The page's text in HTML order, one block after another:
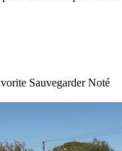
Sauvegarder Noté